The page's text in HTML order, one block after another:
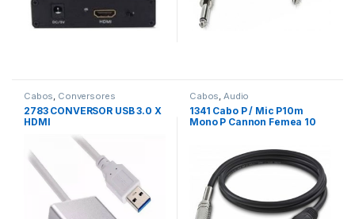
Cabos Conversores
2783 CONVERSOR USB 3.0 X
HDMI
Cabos Audio
1341 Cabo P / Mic P10m
Mono P Cannon Femea 10